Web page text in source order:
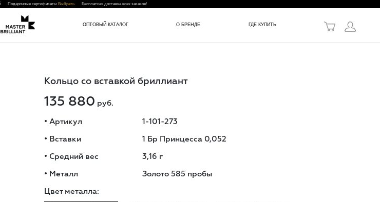
Подарочные сертификаты ВыбратьБесплатная доставка всех заказов!
ОПТОВЫЙ КАТАЛОГ О БРЕНДЕ ГДЕ КУПИТЬ
Кольцо со вставкой бриллиант
135 880 руб.
• Артикул 1-101-273
• Вставки 1 Бр Принцесса 0,052
• Средний вес 3,16 г
• Металл Золото 585 пробы
Цвет металла: